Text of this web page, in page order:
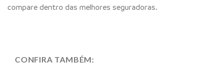
compare dentro das melhores seguradoras.
CONFIRA TAMBÉM: